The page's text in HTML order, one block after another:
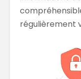
régulièrement